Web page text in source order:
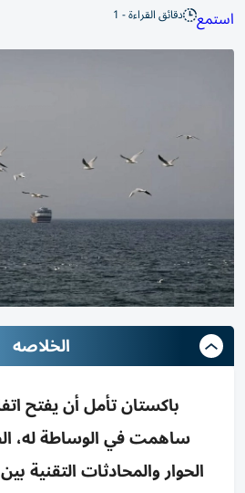
استمع دقائق القراءة - 1
الخلاصه
باكستان تأمل أن يفتح
ساهمت في الوساطة له،
الحوار والمحادثات التقنية